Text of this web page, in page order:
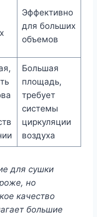
Эффективно
для больших
объемов
Большая
площадь,
требует
системы
циркуляции
воздуха
для сушки
но
качество
большие